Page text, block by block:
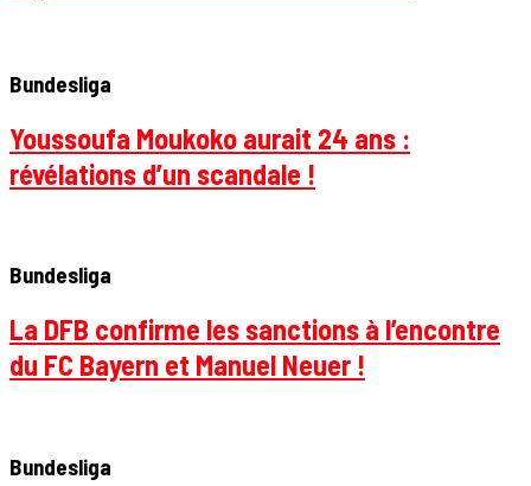
Bundesliga
Youssoufa Moukoko aurait 24 ans :
révélations d’un scandale !
Bundesliga
La DFB confirme les sanctions à l’encontre
du FC Bayern et Manuel Neuer !
Bundesliga